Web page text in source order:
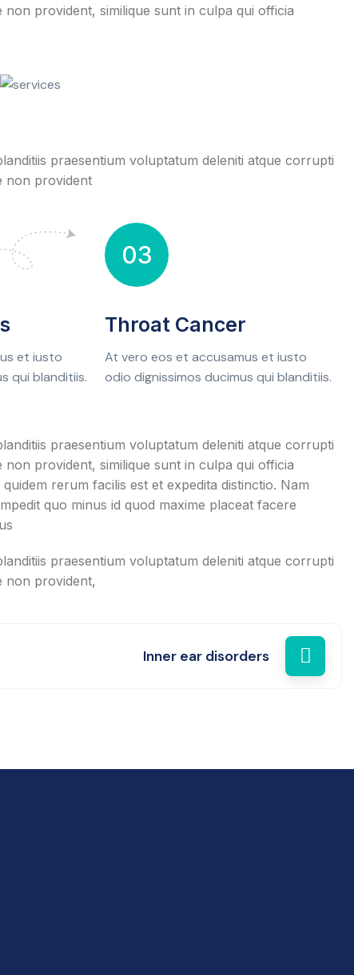
provident, similique sunt in culpa qui officia
praesentium voluptatum deleniti atque corrupti
non provident
et iusto
qui blanditiis.
03
Throat Cancer
At vero eos et accusamus et iusto
odio dignissimos ducimus qui blanditiis.
praesentium voluptatum deleniti atque corrupti
provident, similique sunt in culpa qui officia
rerum facilis est et expedita distinctio. Nam
quo minus id quod maxime placeat facere
praesentium voluptatum deleniti atque corrupti
non provident,
Inner ear disorders